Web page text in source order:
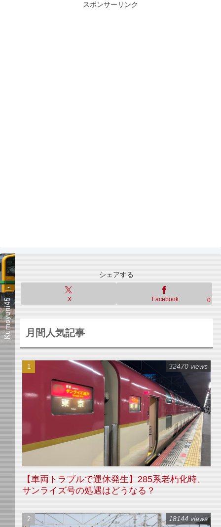
スポンサーリンク
シェアする
X Facebook 0
月間人気記事
【車両トラブルで運休発生】285系老朽化時、
サンライズ号の処遇はどうなる？
32470 views
18144 views